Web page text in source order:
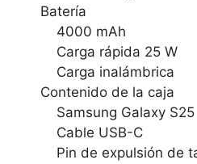
Batería
4000 mAh
Carga rápida 25 W
Carga inalámbrica
Contenido de la caja
Samsung Galaxy S25
Cable USB-C
Pin de expulsión de